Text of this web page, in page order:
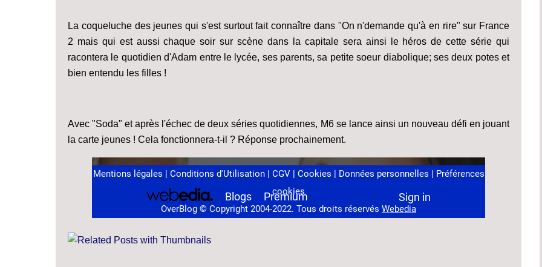
La coqueluche des jeunes qui s'est surtout fait connaître dans "On n'demande qu'à en rire" sur France
2 mais qui est aussi chaque soir sur scène dans la capitale sera ainsi le héros de cette série qui
racontera le quotidien d'Adam entre le lycée, ses parents, sa petite soeur diabolique; ses deux potes et
bien entendu les filles !
Avec "Soda" et après l'échec de deux séries quotidiennes, M6 se lance ainsi un nouveau défi en jouant
la carte jeunes ! Cela fonctionnera-t-il ? Réponse prochainement.